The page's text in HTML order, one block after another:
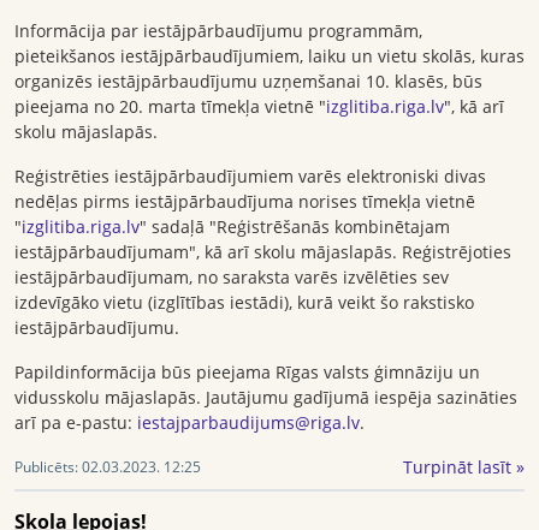
Informācija par iestājpārbaudījumu programmām,
pieteikšanos iestājpārbaudījumiem, laiku un vietu skolās, kuras
organizēs iestājpārbaudījumu uzņemšanai 10. klasēs, būs
pieejama no 20. marta tīmekļa vietnē "izglitiba.riga.lv", kā arī
skolu mājaslapās.
Reģistrēties iestājpārbaudījumiem varēs elektroniski divas
nedēļas pirms iestājpārbaudījuma norises tīmekļa vietnē
"izglitiba.riga.lv" sadaļā "Reģistrēšanās kombinētajam
iestājpārbaudījumam", kā arī skolu mājaslapās. Reģistrējoties
iestājpārbaudījumam, no saraksta varēs izvēlēties sev
izdevīgāko vietu (izglītības iestādi), kurā veikt šo rakstisko
iestājpārbaudījumu.
Papildinformācija būs pieejama Rīgas valsts ģimnāziju un
vidusskolu mājaslapās. Jautājumu gadījumā iespēja sazināties
arī pa e-pastu: iestajparbaudijums@riga.lv.
Publicēts:02.03.2023. 12:25 Turpināt lasīt »
Skola lepojas!